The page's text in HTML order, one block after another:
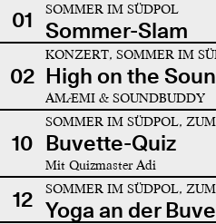
01 SOMMER IM SÜDPOL
Sommer-Slam
02
KONZERT, SOMMER IM
High on the
AMÆMI & SOUNDBUDDY
10
SOMMER IM SÜDPOL,
Buvette-Quiz
Mit Quizmaster Adi
12 SOMMER IM SÜDPOL,
Yoga an der